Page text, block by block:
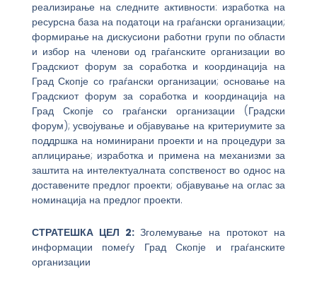
реализирање на следните активности: изработка на
ресурсна база на податоци на граѓански организации;
формирање на дискусиони работни групи по области
и избор на членови од граѓанските организации во
Градскиот форум за соработка и координација на
Град Скопје со граѓански организации; основање на
Градскиот форум за соработка и координација на
Град Скопје со граѓански организации (Градски
форум); усвојување и објавување на критериумите за
поддршка на номинирани проекти и на процедури за
аплицирање; изработка и примена на механизми за
заштита на интелектуалната сопственост во однос на
доставените предлог проекти; објавување на оглас за
номинација на предлог проекти.
СТРАТЕШКА ЦЕЛ 2: Зголемување на протокот на
информации помеѓу Град Скопје и граѓанските
организации